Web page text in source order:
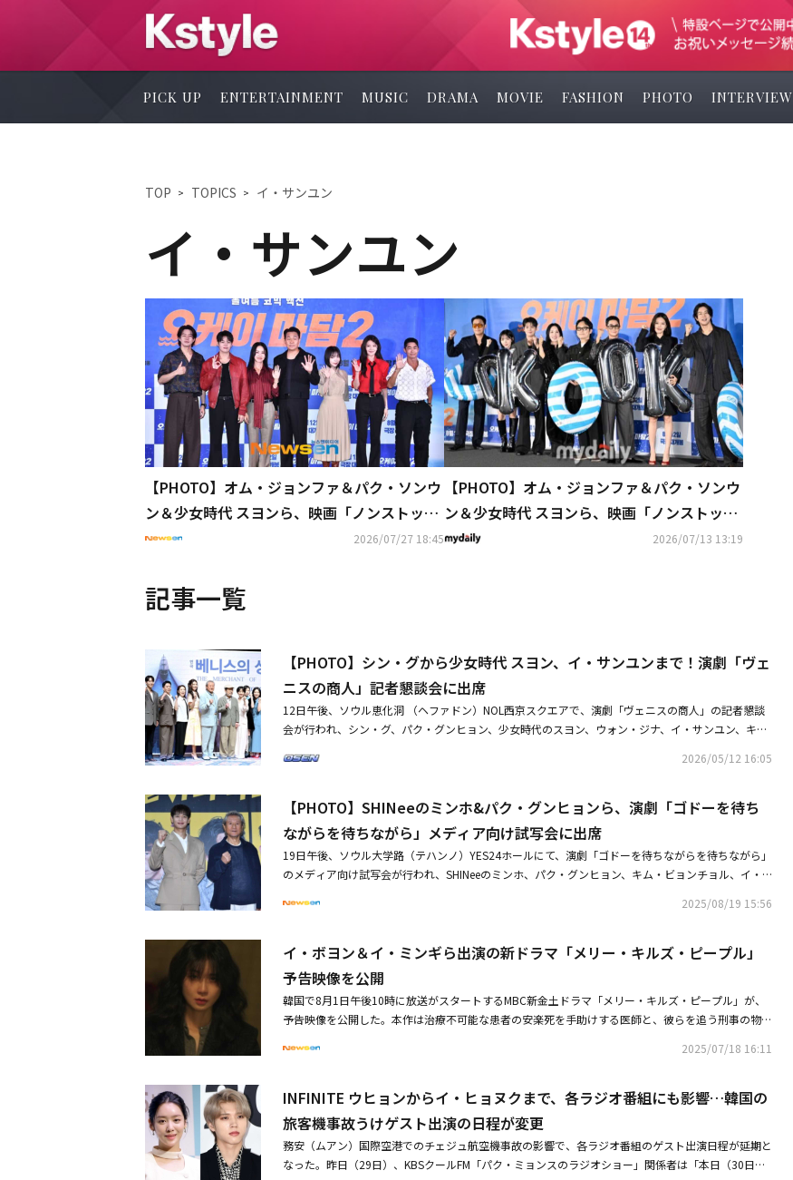
PICK UP ENTERTAINMENT MUSIC DRAMA MOVIE FASHION PHOTO INTERVIEW
TOP TOPICS イ・サンユン
イ・サンユン
【PHOTO】オム・ジョンファ＆パク・ソンウ
ン＆少女時代 スヨンら、映画「ノンストップ
2」記者懇談会に出席
2026/07/27 18:45
【PHOTO】オム・ジョンファ＆パク・ソンウ
ン＆少女時代 スヨンら、映画「ノンストップ
2」制作発表会に出席
2026/07/13 13:19
記事一覧
【PHOTO】シン・グから少女時代 スヨン、イ・サンユンまで！演劇「ヴェ
ニスの商人」記者懇談会に出席
12日午後、ソウル恵化洞 （ヘファドン）NOL西京スクエアで、演劇「ヴェニスの商人」の記者懇談
会が行われ、シン・グ、パク・グンヒョン、少女時代のスヨン、ウォン・ジナ、イ・サンユン、キ
スの文豪シェイクスピアの代表的な喜劇を基に、法と慈悲、復讐と選択の衝突を中心に据え、登場人
るものです。写真にばらつきがございますので、予めご了承ください。・【PHOTO】シン・グ＆パ
ク・グンヒョンら、演劇「ゴドーを待ちながら」記者懇談会に出席・少女時代 スヨン、日本の春を
満喫！桜と一緒に笑顔で記念ショット
2026/05/12 16:05
【PHOTO】SHINeeのミンホ&パク・グンヒョンら、演劇「ゴドーを待ち
ながらを待ちながら」メディア向け試写会に出席
19日午後、ソウル大学路（テハンノ）YES24ホールにて、演劇「ゴドーを待ちながらを待ちながら」
のメディア向け試写会が行われ、SHINeeのミンホ、パク・グンヒョン、キム・ビョンチョル、イ・
ル・ベケットの演劇「ゴドーを待ちながら」をオマージュしたコメディ演劇「ゴドーを待ちながらを
ル役に扮し、初演に続き、再演にも合流して目を引く。彼は劇中、バル役に扮して演技への純粋な情
熱一つで、エスターと共に舞台に上がる日を心待ちにする人物に変身。2025年シーズンは、さらに
繊細な感情演技で観客たちの前に立つと期待される。・SHINee ミンホ、演劇「ゴドーを待ちながら
を待ちながら」に再び出演決定！・SHINee ミンホ、東京ドーム公演の直前にスポーツ大会出場！？
驚きの体力が話題に
2025/08/19 15:56
イ・ボヨン＆イ・ミンギら出演の新ドラマ「メリー・キルズ・ピープル」
予告映像を公開
韓国で8月1日午後10時に放送がスタートするMBC新金土ドラマ「メリー・キルズ・ピープル」が、
予告映像を公開した。本作は治療不可能な患者の安楽死を手助けする医師と、彼らを追う刑事の物語
ヒョ、キム・テウ、ソ・ヨンヒといった実力派俳優陣が集結し、完成度の高い演技アンサンブルが期
感情を緻密に描き出してきたパク・ジュヌ監督と、映画「ヴィーナス・トーク」「僕の特別な兄
弟」、ドラマ「失業手当ロマンス」などでユニークな視点で共感を得た脚本家のイ・スアがタッグを
組むと予告され、より一層期待が高まっている。本日（18日）公開された予告映像は、生と死の狭
間で尊厳死を手助けする救急医ウ・ソジョン（イ・ボヨン）、そしていかなる治療法でも助かる見込
みが無い末期がん患者のチョ・ヒョヌ（イ・ミンギ）、ウ・ソジョンを支える元形成外科医のチェ・
2025/07/18 16:11
INFINITE ウヒョンからイ・ヒョヌクまで、各ラジオ番組にも影響…韓国の
旅客機事故うけゲスト出演の日程が変更
務安（ムアン）国際空港でのチェジュ航空機事故の影響で、各ラジオ番組のゲスト出演日程が延期と
なった。昨日（29日）、KBSクールFM「パク・ミョンスのラジオショー」関係者は「本日（30日）